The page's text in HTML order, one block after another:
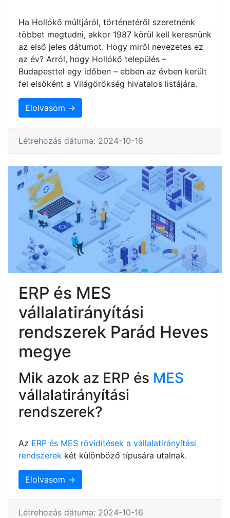
Ha Hollókő múltjáról, történetéről szeretnénk
többet megtudni, akkor 1987 körül kell keresnünk
az első jeles dátumot. Hogy miről nevezetes ez
az év? Arról, hogy Hollókő település –
Budapesttel egy időben – ebben az évben került
fel elsőként a Világörökség hivatalos listájára.
Elolvasom →
Létrehozás dátuma: 2024-10-16
ERP és MES
vállalatirányítási
rendszerek Parád Heves
megye
Mik azok az ERP és MES
vállalatirányítási
rendszerek?
Az ERP és MES rövidítések a vállalatirányítási
rendszerek két különböző típusára utalnak.
Elolvasom →
Létrehozás dátuma: 2024-10-16